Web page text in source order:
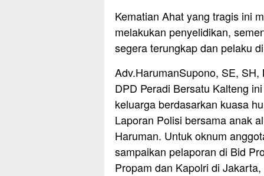
Kematian Ahat yang tragis ini
melakukan penyelidikan,
segera terungkap dan pelaku
Adv.HarumanSupono, SE,
DPD Peradi Bersatu Kalteng
keluarga berdasarkan kuasa
Laporan Polisi bersama anak
Haruman. Untuk oknum
sampaikan pelaporan di Bid
Propam dan Kapolri di